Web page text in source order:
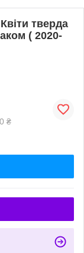
тверда
( 2020-
₴